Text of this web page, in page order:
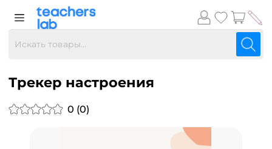
Трекер настроения
0 (0)